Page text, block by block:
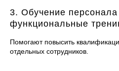
3. Обучение персонала
функциональные
Помогают повысить
отдельных сотрудников.